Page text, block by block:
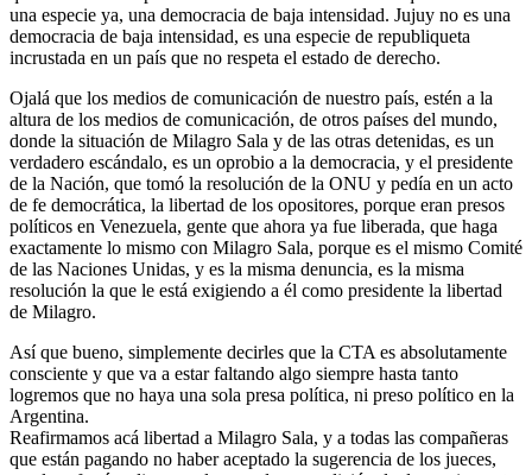
una especie ya, una democracia de baja intensidad. Jujuy no es una
democracia de baja intensidad, es una especie de republiqueta
incrustada en un país que no respeta el estado de derecho.
Ojalá que los medios de comunicación de nuestro país, estén a la
altura de los medios de comunicación, de otros países del mundo,
donde la situación de Milagro Sala y de las otras detenidas, es un
verdadero escándalo, es un oprobio a la democracia, y el presidente
de la Nación, que tomó la resolución de la ONU y pedía en un acto
de fe democrática, la libertad de los opositores, porque eran presos
políticos en Venezuela, gente que ahora ya fue liberada, que haga
exactamente lo mismo con Milagro Sala, porque es el mismo Comité
de las Naciones Unidas, y es la misma denuncia, es la misma
resolución la que le está exigiendo a él como presidente la libertad
de Milagro.
Así que bueno, simplemente decirles que la CTA es absolutamente
consciente y que va a estar faltando algo siempre hasta tanto
logremos que no haya una sola presa política, ni preso político en la
Argentina.
Reafirmamos acá libertad a Milagro Sala, y a todas las compañeras
que están pagando no haber aceptado la sugerencia de los jueces,